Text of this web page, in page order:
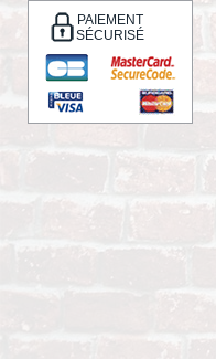
PAIEMENT
SÉCURISÉ